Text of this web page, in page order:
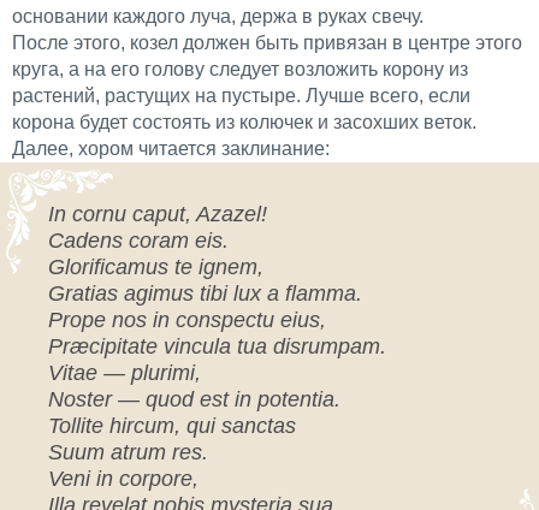
основании каждого луча, держа в руках свечу.
После этого, козел должен быть привязан в центре этого
круга, а на его голову следует возложить корону из
растений, растущих на пустыре. Лучше всего, если
корона будет состоять из колючек и засохших веток.
Далее, хором читается заклинание:
In cornu caput, Azazel!
Cadens coram eis.
Glorificamus te ignem,
Gratias agimus tibi lux a flamma.
Prope nos in conspectu eius,
Præcipitate vincula tua disrumpam.
Vitae — plurimi,
Noster — quod est in potentia.
Tollite hircum, qui sanctas
Suum atrum res.
Veni in corpore,